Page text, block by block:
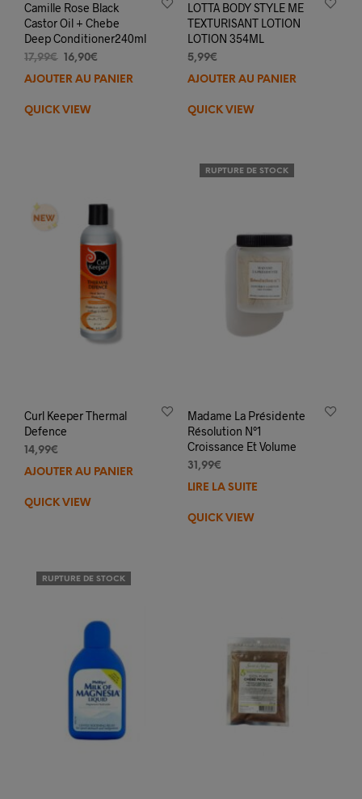
Camille Rose Black
Castor Oil + Chebe
Deep Conditioner240ml
17,99€ Le
prix
était :
16,90€
prix
AJOUTER AU PANIER
QUICK VIEW
LOTTA BODY STYLE ME
TEXTURISANT LOTION
LOTION 354ML
5,99€
AJOUTER AU PANIER
QUICK VIEW
Curl Keeper Thermal
Defence
14,99€
AJOUTER AU PANIER
QUICK VIEW
RUPTURE DE STOCK
Madame La Présidente
Résolution N°1
Croissance Et Volume
31,99€
LIRE LA SUITE
QUICK VIEW
RUPTURE DE STOCK